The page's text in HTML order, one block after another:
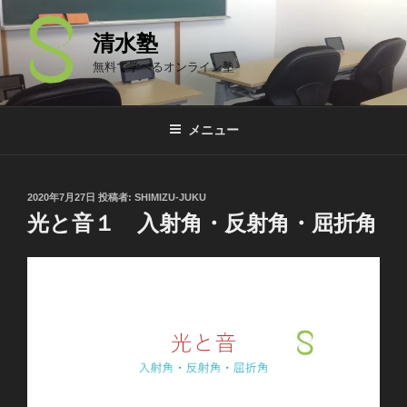
コ
ン
テ
ン
ツ
清水塾
無料で学べるオンライン塾
メニュー
投
稿
日:
2020年7月27日 投稿者: SHIMIZU-JUKU
光と音１ 入射角・反射角・屈折角